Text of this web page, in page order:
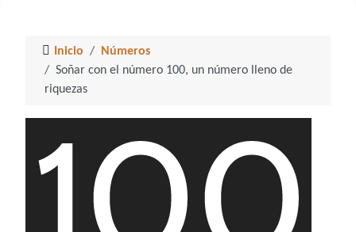
Inicio
Números
Soñar con el número 100, un número lleno de
riquezas